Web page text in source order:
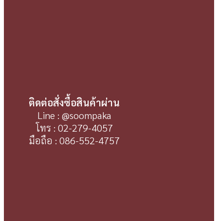
ติดต่อสั่งซื้อสินค้าผ่าน
Line : @soompaka
โทร : 02-279-4057
มือถือ : 086-552-4757